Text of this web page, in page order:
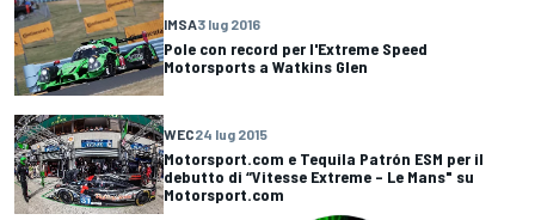
IMSA3 lug 2016
Pole con record per l'Extreme Speed
Motorsports a Watkins Glen
WEC24 lug 2015
Motorsport.com e Tequila Patrón ESM per il
debutto di “Vitesse Extreme – Le Mans" su
Motorsport.com